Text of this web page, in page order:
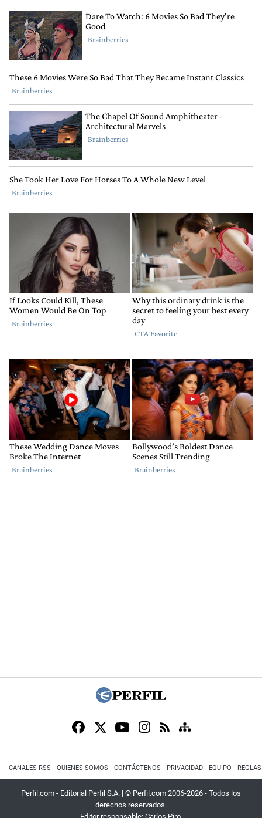
CANALES RSS QUIENES SOMOS CONTÁCTENOS PRIVACIDAD EQUIPO
Perfil.com - Editorial Perfil S.A. | © Perfil.com 2006-2026 - Todos los
derechos reservados.